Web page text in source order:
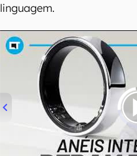
linguagem.